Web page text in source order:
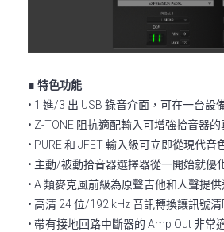
∎ 特色功能
• 1 進/3 出 USB 錄音介面，可在一台設
• Z-TONE 阻抗適配輸入可增強拾音器
• PURE 和 JFET 輸入級可立即從現代音
• 主動/被動拾音器選擇器從一開始就優
• A 類麥克風前級為原聲吉他和人聲提
• 高清 24 位/192 kHz 音訊轉換讓訊號
• 帶有接地回路中斷器的 Amp Out 非常